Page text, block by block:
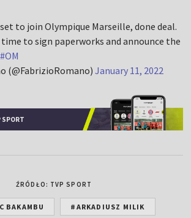
set to join Olympique Marseille, done deal.
to sign paperworks and announce the
#OM
(@FabrizioRomano)January 11, 2022
SPORT
ŹRÓDŁO: TVP SPORT
BAKAMBU #ARKADIUSZ MILIK